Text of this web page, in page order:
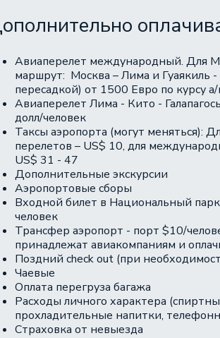
Aвиаперелет международный. Для
маршрут: Москва – Лима и Гуаякиль -
пересадкой) от 1500 Евро по курсу
Авиаперелет Лима - Кито -
долл/человек
Таксы аэропорта (могут меняться):
перелетов – US$ 10, для
US$ 31 - 47
Дополнительные экскурсии
Аэропортовые сборы
Входной билет в Национальный
человек
Трансфер аэропорт - порт $10/
принадлежат авиакомпаниям и
Поздний check out (при
Чаевые
Оплата перегруза багажа
Pасходы личного характера
прохладительные напитки,
Cтраховка от невыезда